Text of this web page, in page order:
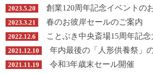
2023.5.20 創業120周年記念イベントの
2023.3.21 春のお彼岸セールのご案内
2022.12.6 ことぶき中央斎場15周年記
2021.12.10 年内最後の「人形供養祭」
2021.11.19 令和3年歳末セール開催